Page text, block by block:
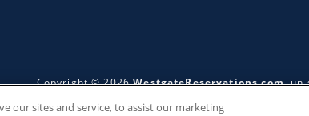
Copyright © 2026WestgateReservations.com, un
SeaWorld y todas las marcas y elementos relacionados
our sites and service, to assist our marketing